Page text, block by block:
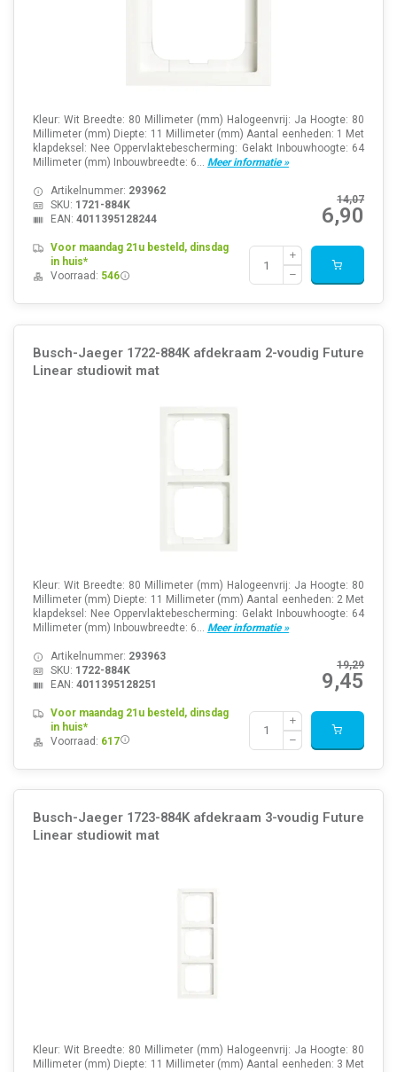
Kleur: Wit Breedte: 80 Millimeter (mm) Halogeenvrij: Ja Hoogte: 80
Millimeter (mm) Diepte: 11 Millimeter (mm) Aantal eenheden: 1 Met
klapdeksel: Nee Oppervlaktebescherming: Gelakt Inbouwhoogte: 64
Millimeter (mm) Inbouwbreedte: 6... Meer informatie »
14,07
6,90
Artikelnummer: 293962
SKU: 1721-884K
EAN: 4011395128244
Voor maandag 21u besteld, dinsdag
in huis*
Voorraad: 546
Busch-Jaeger 1722-884K afdekraam 2-voudig Future
Linear studiowit mat
Kleur: Wit Breedte: 80 Millimeter (mm) Halogeenvrij: Ja Hoogte: 80
Millimeter (mm) Diepte: 11 Millimeter (mm) Aantal eenheden: 2 Met
klapdeksel: Nee Oppervlaktebescherming: Gelakt Inbouwhoogte: 64
Millimeter (mm) Inbouwbreedte: 6... Meer informatie »
19,29
9,45
Artikelnummer: 293963
SKU: 1722-884K
EAN: 4011395128251
Voor maandag 21u besteld, dinsdag
in huis*
Voorraad: 617
Busch-Jaeger 1723-884K afdekraam 3-voudig Future
Linear studiowit mat
Kleur: Wit Breedte: 80 Millimeter (mm) Halogeenvrij: Ja Hoogte: 80
Millimeter (mm) Diepte: 11 Millimeter (mm) Aantal eenheden: 3 Met